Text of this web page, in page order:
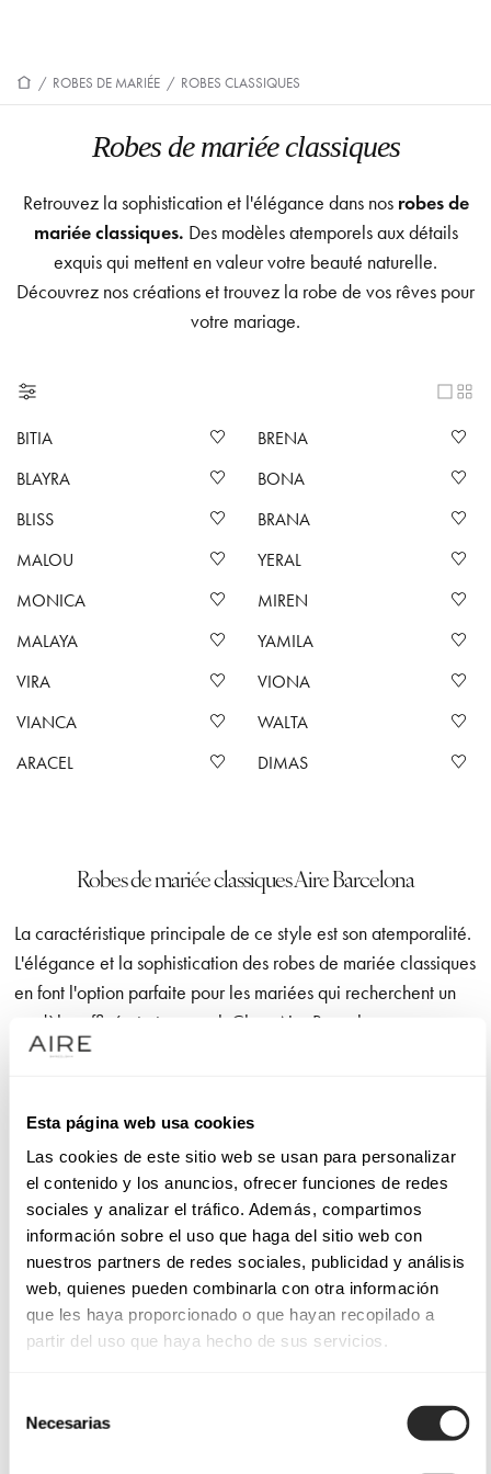
Esta página web usa cookies
Las cookies de este sitio web se usan para personalizar
el contenido y los anuncios, ofrecer funciones de redes
sociales y analizar el tráfico. Además, compartimos
información sobre el uso que haga del sitio web con
nuestros partners de redes sociales, publicidad y análisis
web, quienes pueden combinarla con otra información
que les haya proporcionado o que hayan recopilado a
partir del uso que haya hecho de sus servicios.
Necesarias
/ ROBES DE MARIÉE / ROBES CLASSIQUES
Robes de mariée classiques
Retrouvez la sophistication et l'élégance dans nos robes de
mariée classiques. Des modèles atemporels aux détails
exquis qui mettent en valeur votre beauté naturelle.
Découvrez nos créations et trouvez la robe de vos rêves pour
votre mariage.
BITIA
BRENA
BLAYRA
BONA
BLISS
BRANA
MALOU
YERAL
MONICA
MIREN
MALAYA
YAMILA
VIRA
VIONA
VIANCA
WALTA
ARACEL
DIMAS
Robes de mariée classiques Aire Barcelona
La caractéristique principale de ce style est son atemporalité.
L'élégance et la sophistication des robes de mariée classiques
en font l'option parfaite pour les mariées qui recherchent un
modèle raffiné et atemporel. Chez Aire Barcelona, nous
réinterprétons le style classique avec des tissus de grande
la différence. Des jupes droites aux silhouettes A-line, chaque
la mariée.
Nos robes de mariée de style classique
Les détails sont essentiels dans une robe de mariée classique.
Les dentelles délicates, les manches longues aux
transparences subtiles et les décolletés élégants apportent
princesse, sirène ou A-line mettent votre silhouette en valeur
et vous apportent une touche de distinction et de